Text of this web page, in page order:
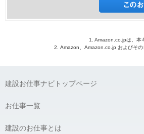
1. Amazon.co.jpは、本
2. Amazon、Amazon.co.jp およびそ
建設お仕事ナビトップページ
お仕事一覧
建設のお仕事とは